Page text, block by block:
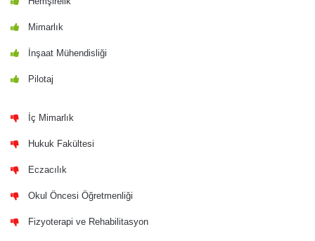
Mimarlık
İnşaat Mühendisliği
Pilotaj
İç Mimarlık
Hukuk Fakültesi
Eczacılık
Okul Öncesi Öğretmenliği
Fizyoterapi ve Rehabilitasyon